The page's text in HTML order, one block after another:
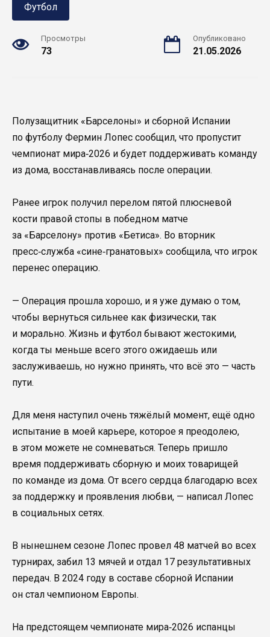
Футбол
Просмотры
73
Опубликовано
21.05.2026
Полузащитник «Барселоны» и сборной Испании
по футболу Фермин Лопес сообщил, что пропустит
чемпионат мира‑2026 и будет поддерживать команду
из дома, восстанавливаясь после операции.
Ранее игрок получил перелом пятой плюсневой
кости правой стопы в победном матче
за «Барселону» против «Бетиса». Во вторник
пресс‑служба «сине‑гранатовых» сообщила, что игрок
перенес операцию.
— Операция прошла хорошо, и я уже думаю о том,
чтобы вернуться сильнее как физически, так
и морально. Жизнь и футбол бывают жестокими,
когда ты меньше всего этого ожидаешь или
заслуживаешь, но нужно принять, что всё это — часть
пути.
Для меня наступил очень тяжёлый момент, ещё одно
испытание в моей карьере, которое я преодолею,
в этом можете не сомневаться. Теперь пришло
время поддерживать сборную и моих товарищей
по команде из дома. От всего сердца благодарю всех
за поддержку и проявления любви, — написал Лопес
в социальных сетях.
В нынешнем сезоне Лопес провел 48 матчей во всех
турнирах, забил 13 мячей и отдал 17 результативных
передач. В 2024 году в составе сборной Испании
он стал чемпионом Европы.
На предстоящем чемпионате мира‑2026 испанцы